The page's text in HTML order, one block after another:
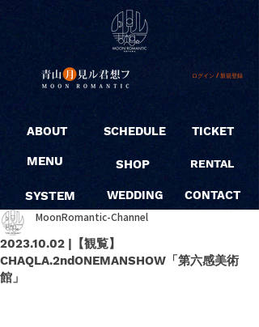
ログイン / 新規登録
ABOUT
MENU
SYSTEM
SCHEDULE
SHOP
WEDDING
TICKET
RENTAL
CONTACT
2023.10.02 |【観覧】
CHAQLA.2ndONEMANSHOW「第六感美術
館」
MoonRomantic-Channel